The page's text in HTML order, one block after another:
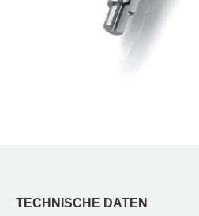
TECHNISCHE DATEN